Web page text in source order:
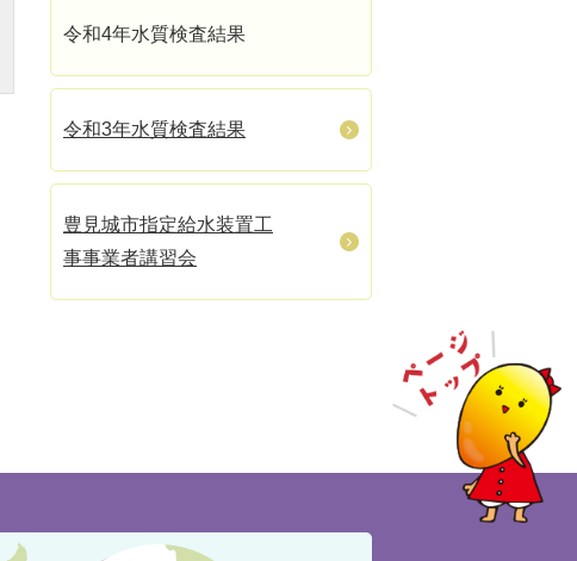
令和4年水質検査結果
令和3年水質検査結果
豊見城市指定給水装置工
事事業者講習会